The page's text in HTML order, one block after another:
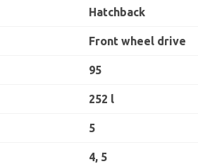
Hatchback
Front wheel drive
95
252 l
5
4, 5